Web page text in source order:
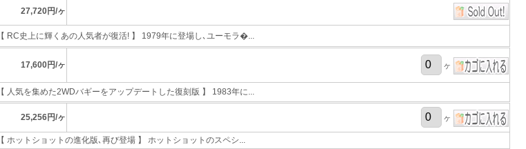
27,720円/ヶ
【 RC史上に輝くあの人気者が復活! 】 1979年に登場し､ユーモラ�...
17,600円/ヶ ヶ
【 人気を集めた2WDバギーをアップデートした復刻版 】 1983年に...
25,256円/ヶ ヶ
【 ホットショットの進化版､再び登場 】 ホットショットのスペシ...